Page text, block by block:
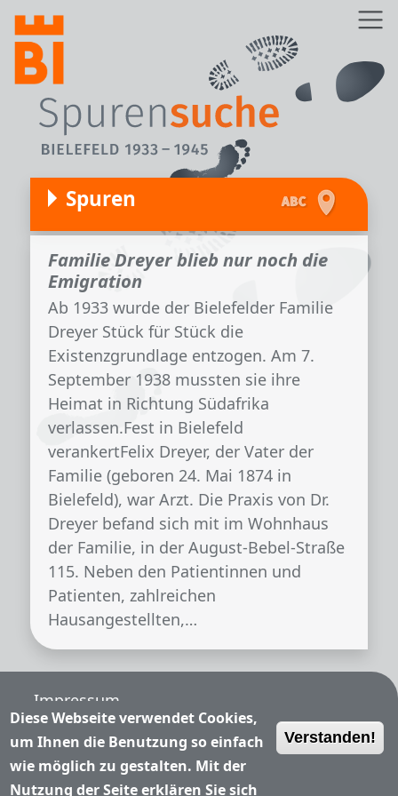
Direkt zum Inhalt
Spuren
Familie Dreyer blieb nur noch die
Emigration
Ab 1933 wurde der Bielefelder Familie
Dreyer Stück für Stück die
Existenzgrundlage entzogen. Am 7.
September 1938 mussten sie ihre
Heimat in Richtung Südafrika
verlassen.Fest in Bielefeld
verankertFelix Dreyer, der Vater der
Familie (geboren 24. Mai 1874 in
Bielefeld), war Arzt. Die Praxis von Dr.
Dreyer befand sich mit im Wohnhaus
der Familie, in der August-Bebel-Straße
115. Neben den Patientinnen und
Patienten, zahlreichen
Hausangestellten,…
Fußzeile
Impressum
Nutzungsbedingungen
Datenschutzerklärung
Diese Webseite verwendet Cookies,
um Ihnen die Benutzung so einfach
wie möglich zu gestalten. Mit der
Nutzung der Seite erklären Sie sich
Verstanden!